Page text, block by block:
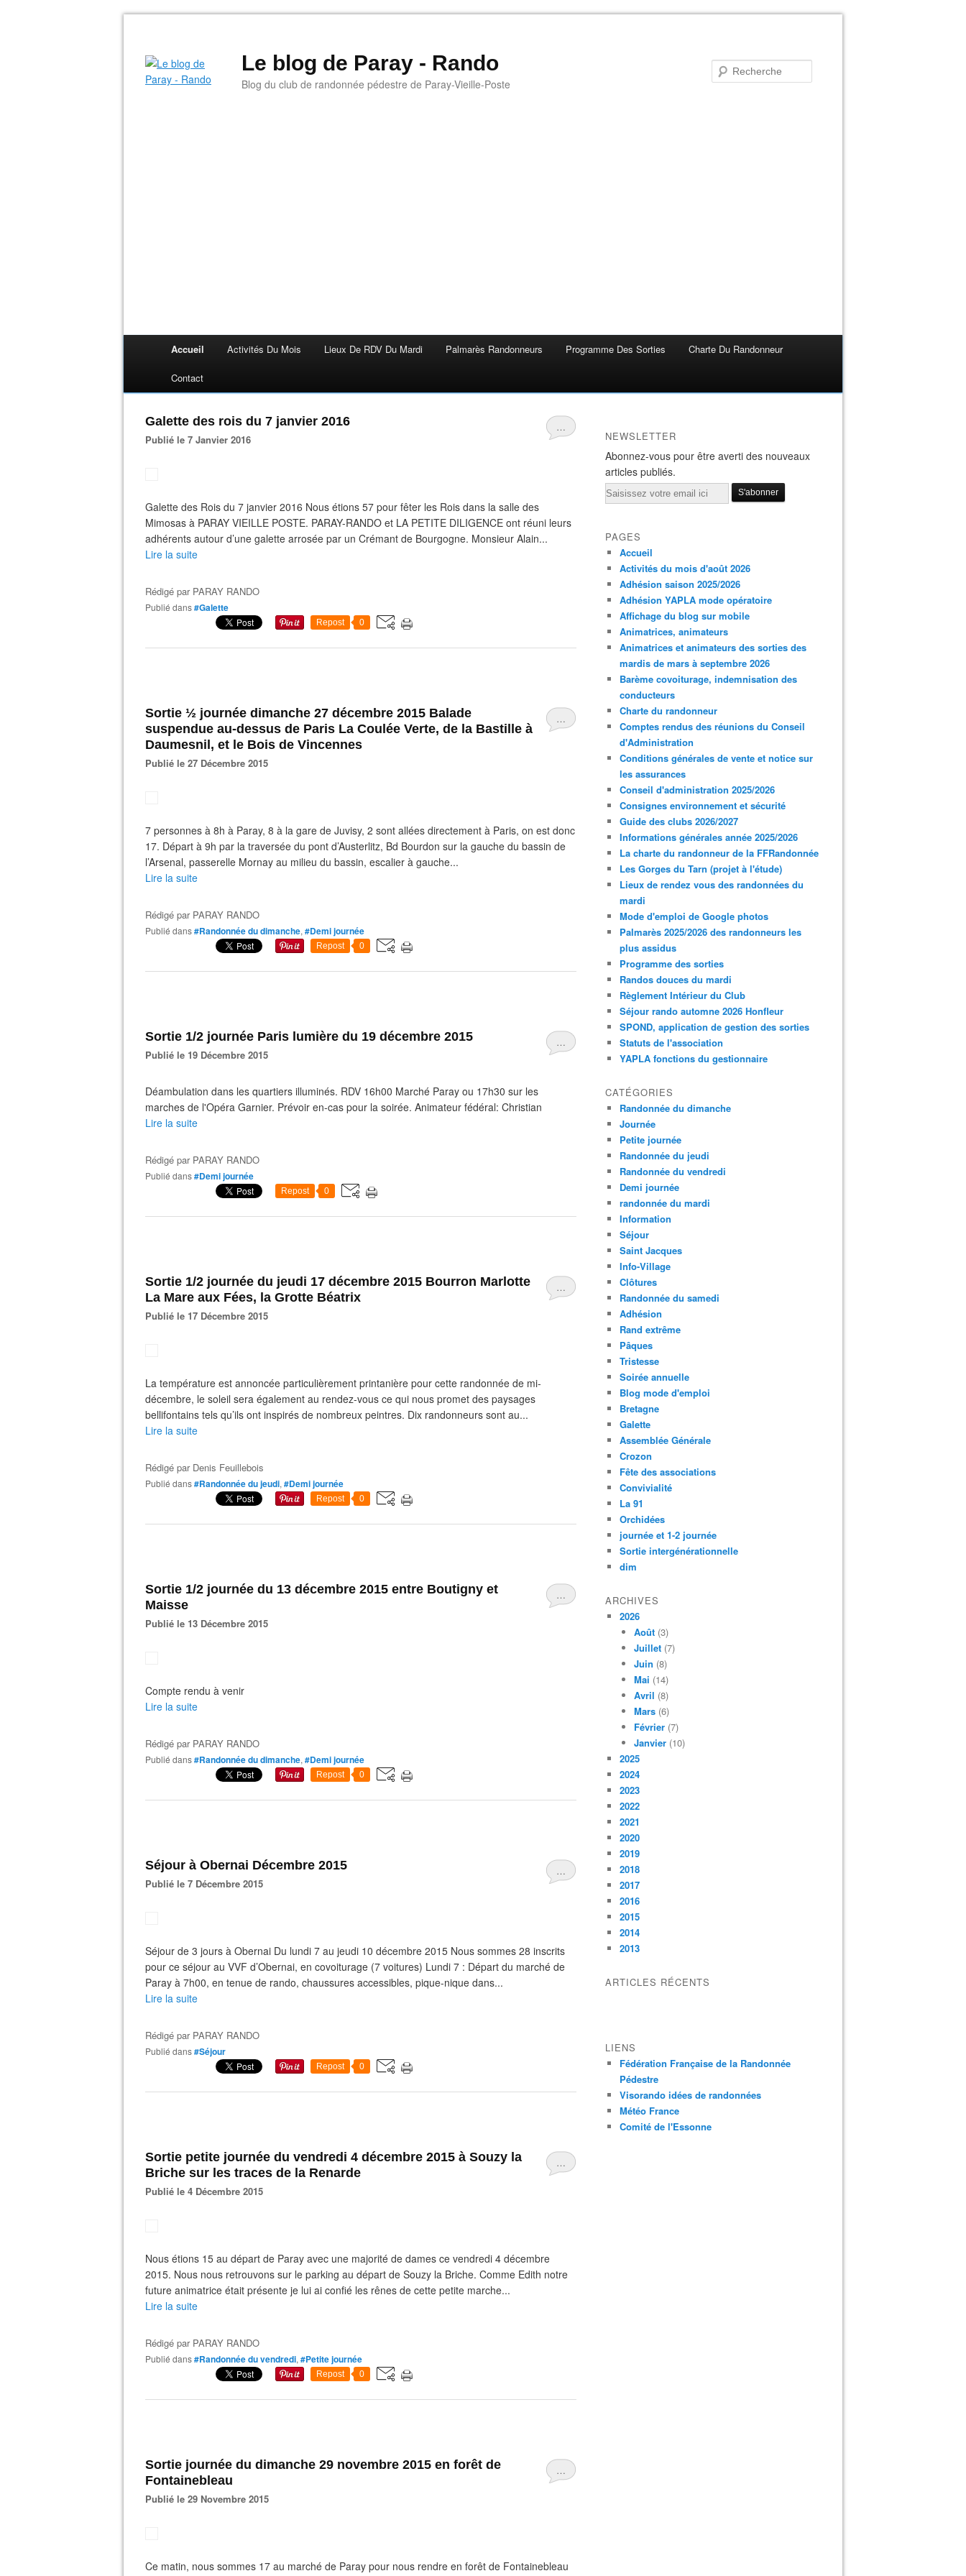
Le blog de Paray - Rando
Blog du club de randonnée pédestre de Paray-Vieille-Poste
Accueil Activités Du Mois Lieux De RDV Du Mardi Palmarès Randonneurs Programme Des Sorties Charte Du Randonneur
Contact
…
Galette des rois du 7 janvier 2016
Publié le 7 Janvier 2016
Galette des Rois du 7 janvier 2016 Nous étions 57 pour fêter les Rois dans la salle des
Mimosas à PARAY VIEILLE POSTE. PARAY-RANDO et LA PETITE DILIGENCE ont réuni leurs
adhérents autour d’une galette arrosée par un Crémant de Bourgogne. Monsieur Alain...
Lire la suite
Rédigé par PARAY RANDO
Publié dans#Galette
Repost 0
…
Sortie ½ journée dimanche 27 décembre 2015 Balade
suspendue au-dessus de Paris La Coulée Verte, de la Bastille à
Daumesnil, et le Bois de Vincennes
Publié le 27 Décembre 2015
7 personnes à 8h à Paray, 8 à la gare de Juvisy, 2 sont allées directement à Paris, on est donc
17. Départ à 9h par la traversée du pont d’Austerlitz, Bd Bourdon sur la gauche du bassin de
l’Arsenal, passerelle Mornay au milieu du bassin, escalier à gauche...
Lire la suite
Rédigé par PARAY RANDO
Publié dans#Randonnée du dimanche, #Demi journée
Repost 0
…
Sortie 1/2 journée Paris lumière du 19 décembre 2015
Publié le 19 Décembre 2015
Déambulation dans les quartiers illuminés. RDV 16h00 Marché Paray ou 17h30 sur les
marches de l'Opéra Garnier. Prévoir en-cas pour la soirée. Animateur fédéral: Christian
Lire la suite
Rédigé par PARAY RANDO
Publié dans#Demi journée
Repost 0
…
Sortie 1/2 journée du jeudi 17 décembre 2015 Bourron Marlotte
La Mare aux Fées, la Grotte Béatrix
Publié le 17 Décembre 2015
La température est annoncée particulièrement printanière pour cette randonnée de mi-
décembre, le soleil sera également au rendez-vous ce qui nous promet des paysages
bellifontains tels qu’ils ont inspirés de nombreux peintres. Dix randonneurs sont au...
Lire la suite
Rédigé par Denis Feuillebois
Publié dans#Randonnée du jeudi, #Demi journée
Repost 0
…
Sortie 1/2 journée du 13 décembre 2015 entre Boutigny et
Maisse
Publié le 13 Décembre 2015
Compte rendu à venir
Lire la suite
Rédigé par PARAY RANDO
Publié dans#Randonnée du dimanche, #Demi journée
Repost 0
…
Séjour à Obernai Décembre 2015
Publié le 7 Décembre 2015
Séjour de 3 jours à Obernai Du lundi 7 au jeudi 10 décembre 2015 Nous sommes 28 inscrits
pour ce séjour au VVF d’Obernai, en covoiturage (7 voitures) Lundi 7 : Départ du marché de
Paray à 7h00, en tenue de rando, chaussures accessibles, pique-nique dans...
Lire la suite
Rédigé par PARAY RANDO
Publié dans#Séjour
Repost 0
…
Sortie petite journée du vendredi 4 décembre 2015 à Souzy la
Briche sur les traces de la Renarde
Publié le 4 Décembre 2015
Nous étions 15 au départ de Paray avec une majorité de dames ce vendredi 4 décembre
2015. Nous nous retrouvons sur le parking au départ de Souzy la Briche. Comme Edith notre
future animatrice était présente je lui ai confié les rênes de cette petite marche...
Lire la suite
Rédigé par PARAY RANDO
Publié dans#Randonnée du vendredi, #Petite journée
Repost 0
…
Sortie journée du dimanche 29 novembre 2015 en forêt de
Fontainebleau
Publié le 29 Novembre 2015
Ce matin, nous sommes 17 au marché de Paray pour nous rendre en forêt de Fontainebleau
NEWSLETTER
Abonnez-vous pour être averti des nouveaux
articles publiés.
Email
PAGES
Accueil
Activités du mois d'août 2026
Adhésion saison 2025/2026
Adhésion YAPLA mode opératoire
Affichage du blog sur mobile
Animatrices, animateurs
Animatrices et animateurs des sorties des
mardis de mars à septembre 2026
Barème covoiturage, indemnisation des
conducteurs
Charte du randonneur
Comptes rendus des réunions du Conseil
d'Administration
Conditions générales de vente et notice sur
les assurances
Conseil d'administration 2025/2026
Consignes environnement et sécurité
Guide des clubs 2026/2027
Informations générales année 2025/2026
La charte du randonneur de la FFRandonnée
Les Gorges du Tarn (projet à l'étude)
Lieux de rendez vous des randonnées du
mardi
Mode d'emploi de Google photos
Palmarès 2025/2026 des randonneurs les
plus assidus
Programme des sorties
Randos douces du mardi
Règlement Intérieur du Club
Séjour rando automne 2026 Honfleur
SPOND, application de gestion des sorties
Statuts de l'association
YAPLA fonctions du gestionnaire
CATÉGORIES
Randonnée du dimanche
Journée
Petite journée
Randonnée du jeudi
Randonnée du vendredi
Demi journée
randonnée du mardi
Information
Séjour
Saint Jacques
Info-Village
Clôtures
Randonnée du samedi
Adhésion
Rand extrême
Pâques
Tristesse
Soirée annuelle
Blog mode d'emploi
Bretagne
Galette
Assemblée Générale
Crozon
Fête des associations
Convivialité
La 91
Orchidées
journée et 1-2 journée
Sortie intergénérationnelle
dim
ARCHIVES
2026
Août (3)
Juillet (7)
Juin (8)
Mai (14)
Avril (8)
Mars (6)
Février (7)
Janvier (10)
2025
2024
2023
2022
2021
2020
2019
2018
2017
2016
2015
2014
2013
ARTICLES RÉCENTS
LIENS
Fédération Française de la Randonnée
Pédestre
Visorando idées de randonnées
Météo France
Comité de l'Essonne